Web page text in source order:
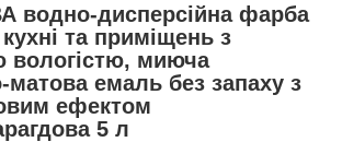
водно-дисперсійна фарба
та приміщень з
вологістю, миюча
матова емаль без запаху з
ефектом
5 л